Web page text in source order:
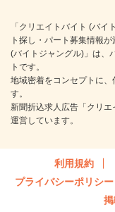
「クリエイトバイト (バ
ト探し・パート募集情報
(バイトジャングル)」は、
トです。
地域密着をコンセプトに
す。
新聞折込求人広告「クリ
運営しています。
利用規約
プライバシーポリシー